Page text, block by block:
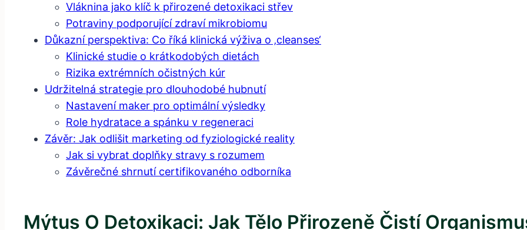
Vláknina jako klíč k přirozené detoxikaci střev
Potraviny podporující zdraví mikrobiomu
Důkazní perspektiva: Co říká klinická výživa o ‚cleanses‘
Klinické studie o krátkodobých dietách
Rizika extrémních očistných kúr
Udržitelná strategie pro dlouhodobé hubnutí
Nastavení maker pro optimální výsledky
Role hydratace a spánku v regeneraci
Závěr: Jak odlišit marketing od fyziologické reality
Jak si vybrat doplňky stravy s rozumem
Závěrečné shrnutí certifikovaného odborníka
Mýtus O Detoxikaci: Jak Tělo Přirozeně Čistí